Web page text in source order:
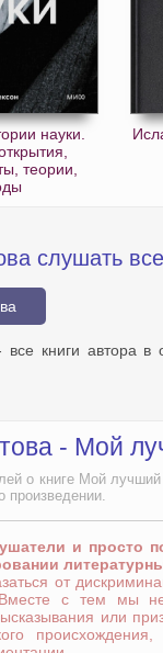
науки.
теории,
слушать
книги автора в
- Мой
о книге Мой
произведении.
и просто
от
с тем мы
или